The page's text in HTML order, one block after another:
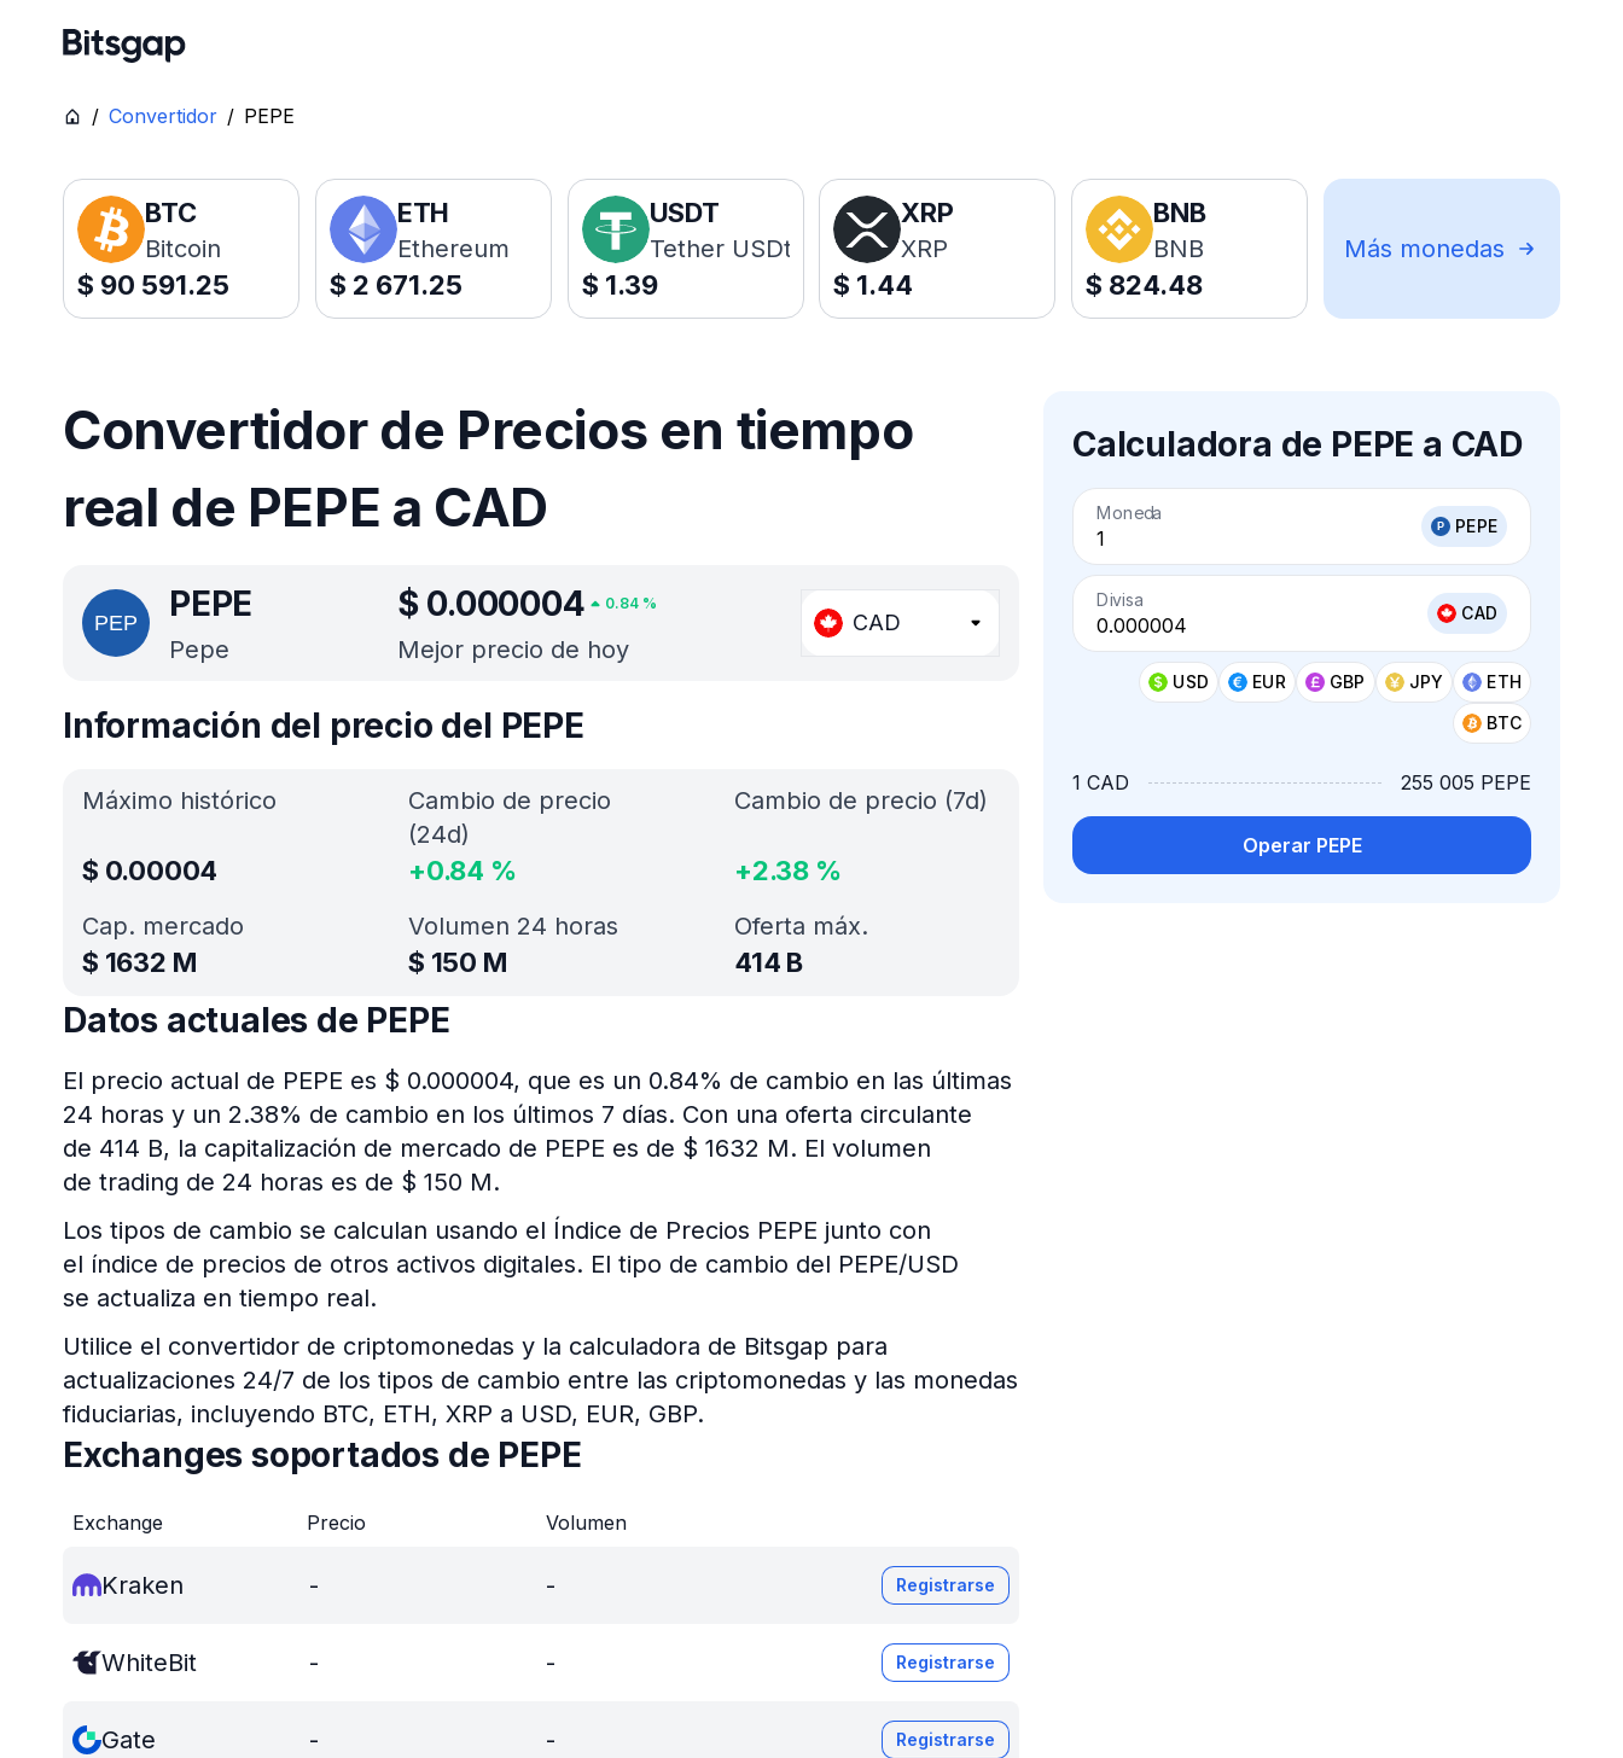
/ Convertidor / PEPE
BTC
Bitcoin
$ 90 591.25
ETH
Ethereum
$ 2 671.25
USDT
Tether USDt
$ 1.39
XRP
XRP
$ 1.44
BNB
BNB
$ 824.48
Más monedas
Convertidor de Precios en tiempo
real de PEPE a CAD
PEPE
Pepe
$ 0.000004 0.84%
Mejor precio de hoy
CAD
Calculadora de PEPE a CAD
Moneda
PEPE
Divisa
CAD
USD EUR GBP JPY
ETH
BTC
1 CAD 255 005 PEPE
Operar PEPE
Información del precio del PEPE
Máximo histórico
$ 0.00004
Cap. mercado
$ 1632 M
Cambio de precio
(24d)
+0.84 %
Cambio de precio (7d)
+2.38 %
Volumen 24 horas
$ 150 M
Oferta máx.
414 B
Datos actuales de PEPE
El precio actual de PEPE es $ 0.000004, que es un 0.84% de cambio en las últimas
24 horas y un 2.38% de cambio en los últimos 7 días. Con una oferta circulante
de 414 B, la capitalización de mercado de PEPE es de $ 1632 M. El volumen
de trading de 24 horas es de $ 150 M.
Los tipos de cambio se calculan usando el Índice de Precios PEPE junto con
el índice de precios de otros activos digitales. El tipo de cambio del PEPE/USD
se actualiza en tiempo real.
Utilice el convertidor de criptomonedas y la calculadora de Bitsgap para
actualizaciones 24/7 de los tipos de cambio entre las criptomonedas y las monedas
fiduciarias, incluyendo BTC, ETH, XRP a USD, EUR, GBP.
Exchanges soportados de PEPE
Exchange Precio Volumen
Kraken - - Registrarse
WhiteBit - - Registrarse
Gate - - Registrarse